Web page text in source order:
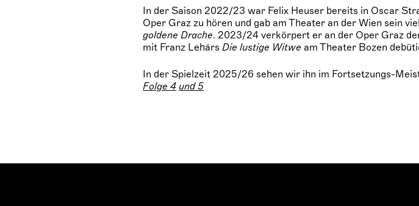
In der Saison 2022/23 war Felix Heuser bereits in Oscar
Oper Graz zu hören und gab am Theater an der Wien sein
goldene Drache. 2023/24 verkörpert er an der Oper Graz
mit Franz LehársDie lustige Witwe am Theater Bozen
In der Spielzeit 2025/26 sehen wir ihn im Fortsetzungs-
Folge 4 und 5